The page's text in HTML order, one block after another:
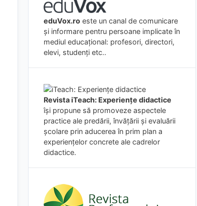
eduVox.ro este un canal de comunicare
și informare pentru persoane implicate în
mediul educațional: profesori, directori,
elevi, studenți etc..
Revista iTeach: Experienţe didactice
îşi propune să promoveze aspectele
practice ale predării, învăţării şi evaluării
şcolare prin aducerea în prim plan a
experienţelor concrete ale cadrelor
didactice.